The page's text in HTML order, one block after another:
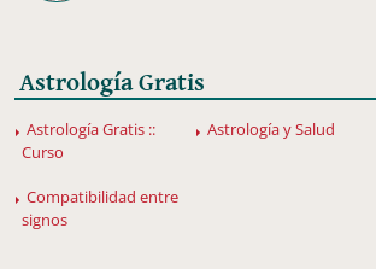
Astrología Gratis
Astrología Gratis ::
Curso
Astrología y Salud
Compatibilidad entre
signos